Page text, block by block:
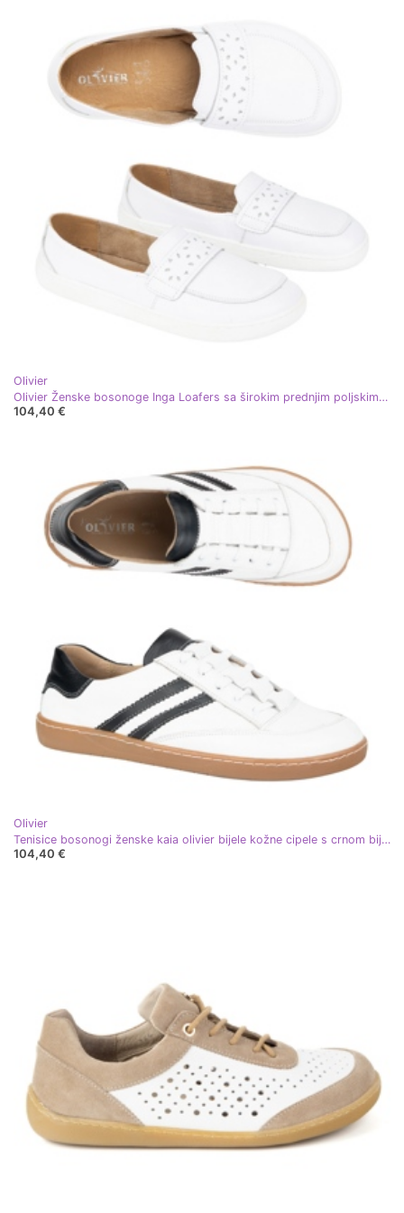
Olivier
Olivier Ženske bosonoge Inga Loafers sa širokim prednjim poljskim bijelim bijelim bojama bijela
104,40 €
Olivier
Tenisice bosonogi ženske kaia olivier bijele kožne cipele s crnom bijela
104,40 €